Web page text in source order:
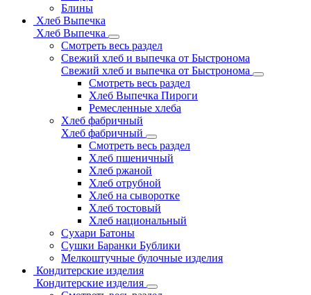
Блины
Хлеб Выпечка
Хлеб Выпечка
Смотреть весь раздел
Свежий хлеб и выпечка от Быстронома
Свежий хлеб и выпечка от Быстронома
Смотреть весь раздел
Хлеб Выпечка Пироги
Ремесленные хлеба
Хлеб фабричный
Хлеб фабричный
Смотреть весь раздел
Хлеб пшеничный
Хлеб ржаной
Хлеб отрубной
Хлеб на сыворотке
Хлеб тостовый
Хлеб национальный
Сухари Батоны
Сушки Баранки Бублики
Мелкоштучные булочные изделия
Кондитерские изделия
Кондитерские изделия